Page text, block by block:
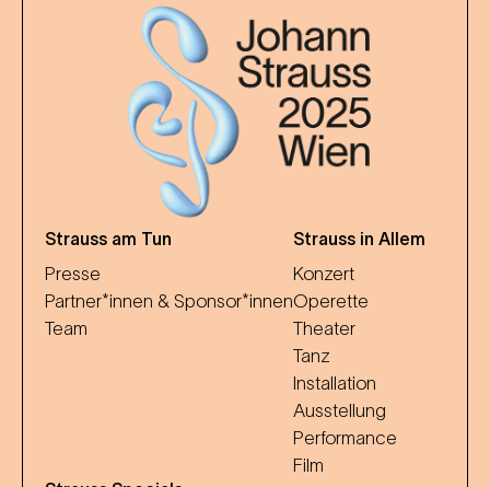
Strauss am Tun
Presse
Partner*innen & Sponsor*innen
Team
Strauss in Allem
Konzert
Operette
Theater
Tanz
Installation
Ausstellung
Performance
Film